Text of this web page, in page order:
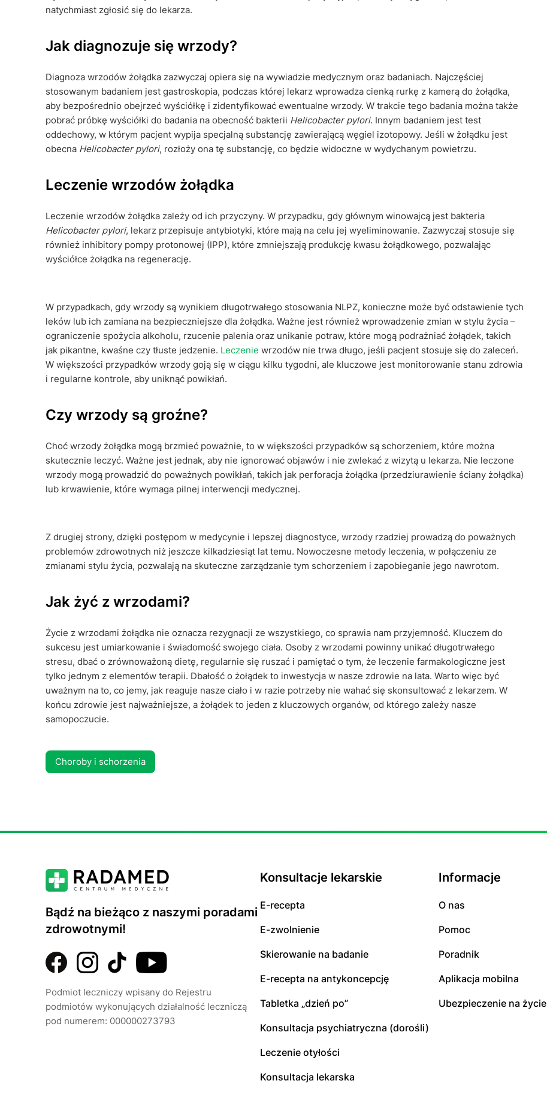
natychmiast zgłosić się do lekarza.
Jak diagnozuje się wrzody?
Diagnoza wrzodów żołądka zazwyczaj opiera się na wywiadzie medycznym oraz badaniach. Najczęściej
stosowanym badaniem jest gastroskopia, podczas której lekarz wprowadza cienką rurkę z kamerą do żołądka,
aby bezpośrednio obejrzeć wyściółkę i zidentyfikować ewentualne wrzody. W trakcie tego badania można także
pobrać próbkę wyściółki do badania na obecność bakterii Helicobacter pylori. Innym badaniem jest test
oddechowy, w którym pacjent wypija specjalną substancję zawierającą węgiel izotopowy. Jeśli w żołądku jest
obecna Helicobacter pylori, rozłoży ona tę substancję, co będzie widoczne w wydychanym powietrzu.
Leczenie wrzodów żołądka
Leczenie wrzodów żołądka zależy od ich przyczyny. W przypadku, gdy głównym winowajcą jest bakteria
Helicobacter pylori, lekarz przepisuje antybiotyki, które mają na celu jej wyeliminowanie. Zazwyczaj stosuje się
również inhibitory pompy protonowej (IPP), które zmniejszają produkcję kwasu żołądkowego, pozwalając
wyściółce żołądka na regenerację.
W przypadkach, gdy wrzody są wynikiem długotrwałego stosowania NLPZ, konieczne może być odstawienie tych
leków lub ich zamiana na bezpieczniejsze dla żołądka. Ważne jest również wprowadzenie zmian w stylu życia –
ograniczenie spożycia alkoholu, rzucenie palenia oraz unikanie potraw, które mogą podrażniać żołądek, takich
jak pikantne, kwaśne czy tłuste jedzenie. Leczenie wrzodów nie trwa długo, jeśli pacjent stosuje się do zaleceń.
W większości przypadków wrzody goją się w ciągu kilku tygodni, ale kluczowe jest monitorowanie stanu zdrowia
i regularne kontrole, aby uniknąć powikłań.
Czy wrzody są groźne?
Choć wrzody żołądka mogą brzmieć poważnie, to w większości przypadków są schorzeniem, które można
skutecznie leczyć. Ważne jest jednak, aby nie ignorować objawów i nie zwlekać z wizytą u lekarza. Nie leczone
wrzody mogą prowadzić do poważnych powikłań, takich jak perforacja żołądka (przedziurawienie ściany żołądka)
lub krwawienie, które wymaga pilnej interwencji medycznej.
Z drugiej strony, dzięki postępom w medycynie i lepszej diagnostyce, wrzody rzadziej prowadzą do poważnych
problemów zdrowotnych niż jeszcze kilkadziesiąt lat temu. Nowoczesne metody leczenia, w połączeniu ze
zmianami stylu życia, pozwalają na skuteczne zarządzanie tym schorzeniem i zapobieganie jego nawrotom.
Jak żyć z wrzodami?
Życie z wrzodami żołądka nie oznacza rezygnacji ze wszystkiego, co sprawia nam przyjemność. Kluczem do
sukcesu jest umiarkowanie i świadomość swojego ciała. Osoby z wrzodami powinny unikać długotrwałego
stresu, dbać o zrównoważoną dietę, regularnie się ruszać i pamiętać o tym, że leczenie farmakologiczne jest
tylko jednym z elementów terapii. Dbałość o żołądek to inwestycja w nasze zdrowie na lata. Warto więc być
uważnym na to, co jemy, jak reaguje nasze ciało i w razie potrzeby nie wahać się skonsultować z lekarzem. W
końcu zdrowie jest najważniejsze, a żołądek to jeden z kluczowych organów, od którego zależy nasze
samopoczucie.
Choroby i schorzenia
Bądź na bieżąco z naszymi poradami
zdrowotnymi!
Podmiot leczniczy wpisany do Rejestru
podmiotów wykonujących działalność leczniczą
pod numerem: 000000273793
Konsultacje lekarskie
E-recepta
E-zwolnienie
Skierowanie na badanie
E-recepta na antykoncepcję
Tabletka „dzień po”
Konsultacja psychiatryczna (dorośli)
Leczenie otyłości
Konsultacja lekarska
Informacje
O nas
Pomoc
Poradnik
Aplikacja mobilna
Ubezpieczenie na życie